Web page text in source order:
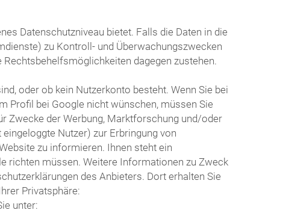
Datenschutzniveau bietet. Falls die Daten in die
zu Kontroll- und Überwachungszwecken
dagegen zustehen.
oder ob kein Nutzerkonto besteht. Wenn Sie bei
Profil bei Google nicht wünschen, müssen Sie
Zwecke der Werbung, Marktforschung und/oder
Nutzer) zur Erbringung von
zu informieren. Ihnen steht ein
richten müssen. Weitere Informationen zu Zweck
des Anbieters. Dort erhalten Sie
Privatsphäre:
unter: